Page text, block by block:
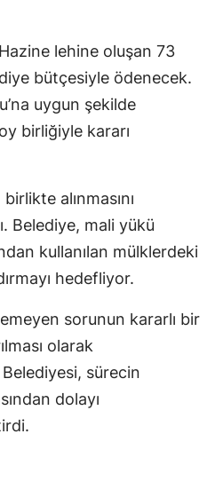
lehine oluşan 73
bütçesiyle ödenecek.
uygun şekilde
birliğiyle kararı
alınmasını
Belediye, mali yükü
kullanılan mülklerdeki
hedefliyor.
sorunun kararlı bir
olarak
sürecin
dolayı